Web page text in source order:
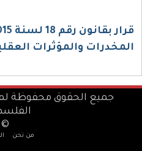
المخدرات والمؤثرات
جميع الحقوق محفوظة
©
من نحن